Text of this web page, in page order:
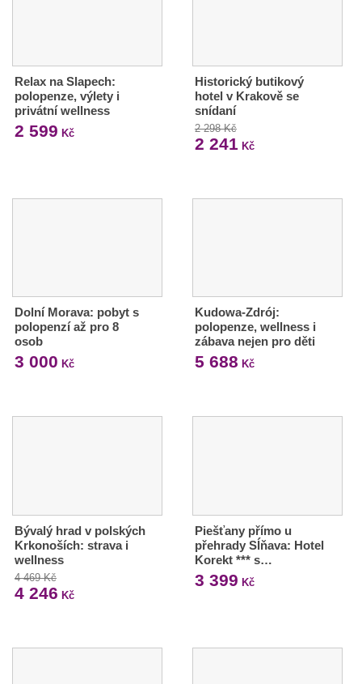
Relax na Slapech:
polopenze, výlety i
privátní wellness
2 599 Kč
Historický butikový
hotel v Krakově se
snídaní
2 298 Kč
2 241 Kč
Dolní Morava: pobyt s
polopenzí až pro 8
osob
3 000 Kč
Kudowa-Zdrój:
polopenze, wellness i
zábava nejen pro děti
5 688 Kč
Bývalý hrad v polských
Krkonoších: strava i
wellness
4 469 Kč
4 246 Kč
Piešťany přímo u
přehrady Sĺňava: Hotel
Korekt *** s…
3 399 Kč